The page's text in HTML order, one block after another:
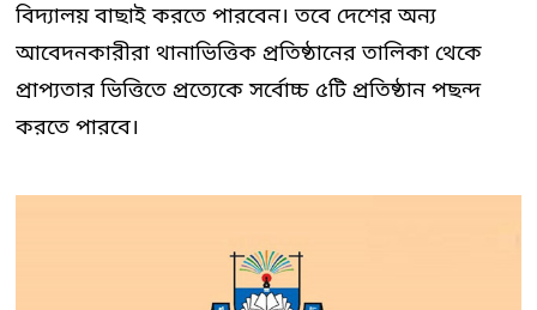
বিদ্যালয় বাছাই করতে পারবেন। তবে দেশের অন্য
আবেদনকারীরা থানাভিত্তিক প্রতিষ্ঠানের তালিকা থেকে
প্রাপ্যতার ভিত্তিতে প্রত্যেকে সর্বোচ্চ ৫টি প্রতিষ্ঠান পছন্দ
করতে পারবে।